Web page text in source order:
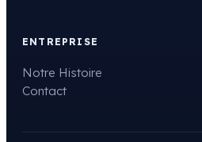
ENTREPRISE
Notre Histoire
Contact